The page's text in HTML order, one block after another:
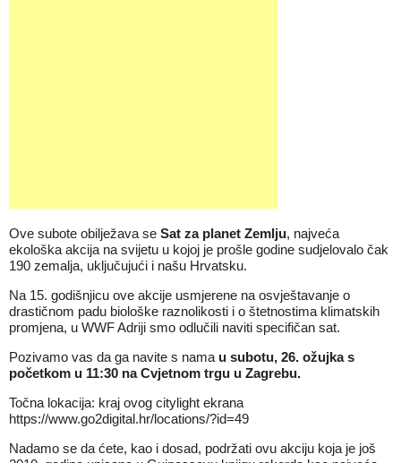
Ove subote obilježava se Sat za planet Zemlju, najveća
ekološka akcija na svijetu u kojoj je prošle godine sudjelovalo čak
190 zemalja, uključujući i našu Hrvatsku.
Na 15. godišnjicu ove akcije usmjerene na osvještavanje o
drastičnom padu biološke raznolikosti i o štetnostima klimatskih
promjena, u WWF Adriji smo odlučili naviti specifičan sat.
Pozivamo vas da ga navite s nama u subotu, 26. ožujka s
početkom u 11:30 na Cvjetnom trgu u Zagrebu.
Točna lokacija: kraj ovog citylight ekrana
https://www.go2digital.hr/locations/?id=49
Nadamo se da ćete, kao i dosad, podržati ovu akciju koja je još